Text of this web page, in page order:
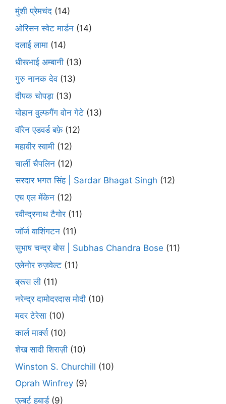
मुंशी प्रेमचंद (14)
ओरिसन स्‍वेट मार्डन (14)
दलाई लामा (14)
धीरूभाई अम्बानी (13)
गुरु नानक देव(13)
दीपक चोपड़ा (13)
योहान वुल्फगैंग वोन गेटे (13)
वॉरेन एडवर्ड बफ़े(12)
महावीर स्वामी (12)
चार्ली चैपलिन (12)
सरदार भगत सिंह | Sardar Bhagat Singh (12)
एच एल मेंकेन (12)
रवीन्द्रनाथ टैगोर(11)
जॉर्ज वाशिंगटन (11)
सुभाष चन्द्र बोस | Subhas Chandra Bose (11)
एलेनोर रुज़वेल्ट (11)
ब्रूस ली (11)
नरेन्द्र दामोदरदास मोदी (10)
मदर टेरेसा (10)
कार्ल मार्क्स(10)
शेख सादी शिराज़ी (10)
Winston S. Churchill (10)
Oprah Winfrey (9)
एल्बर्ट हबार्ड(9)